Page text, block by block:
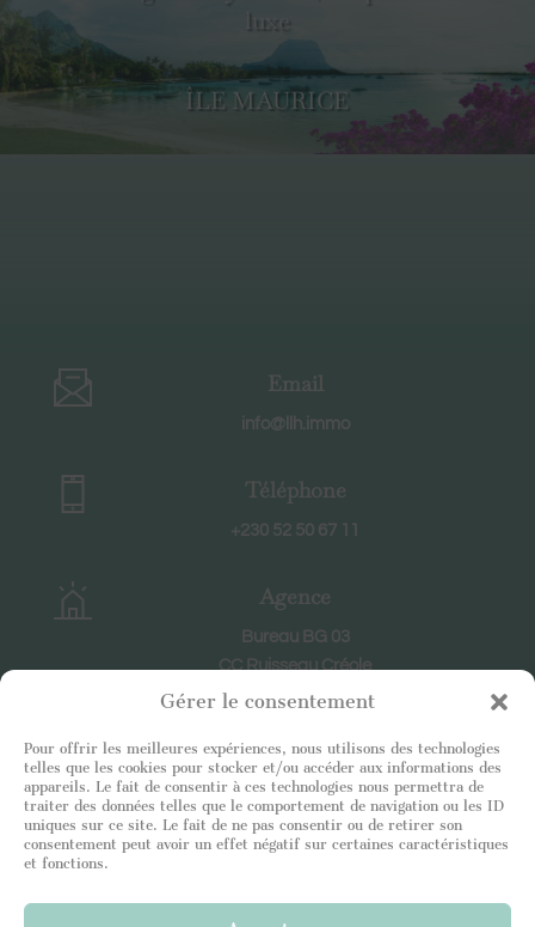
Gérer le consentement
Pour offrir les meilleures expériences, nous utilisons des technologies
telles que les cookies pour stocker et/ou accéder aux informations des
appareils. Le fait de consentir à ces technologies nous permettra de
traiter des données telles que le comportement de navigation ou les ID
uniques sur ce site. Le fait de ne pas consentir ou de retirer son
consentement peut avoir un effet négatif sur certaines caractéristiques
et fonctions.
luxe
ÎLE MAURICE
Email
info@llh.immo
Téléphone
+230 52 50 67 11
Agence
Bureau BG 03
CC Ruisseau Créole
RIVIERE NOIRE
Horaires
En semaine : 8h30-18h30
Le samedi : 9h-12h